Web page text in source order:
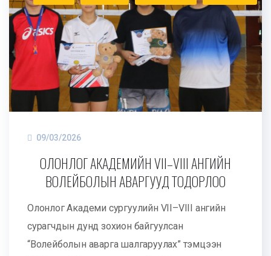
09/03/2026
ОЛОНЛОГ АКАДЕМИЙН VII–VIII АНГИЙН
ВОЛЕЙБОЛЫН АВАРГУУД ТОДОРЛОО
Олонлог Академи сургуулийн VII–VIII ангийн
сурагчдын дунд зохион байгуулсан
“Волейболын аварга шалгаруулах” тэмцээн